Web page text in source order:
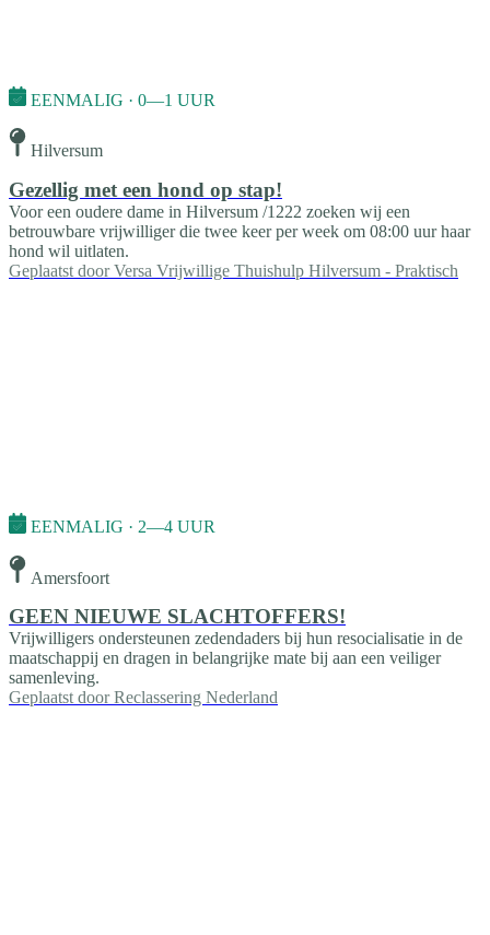
EENMALIG · 0—1 UUR
Hilversum
Gezellig met een hond op stap!
Voor een oudere dame in Hilversum /1222 zoeken wij een
betrouwbare vrijwilliger die twee keer per week om 08:00 uur haar
hond wil uitlaten.
Geplaatst door Versa Vrijwillige Thuishulp Hilversum - Praktisch
EENMALIG · 2—4 UUR
Amersfoort
GEEN NIEUWE SLACHTOFFERS!
Vrijwilligers ondersteunen zedendaders bij hun resocialisatie in de
maatschappij en dragen in belangrijke mate bij aan een veiliger
samenleving.
Geplaatst door Reclassering Nederland